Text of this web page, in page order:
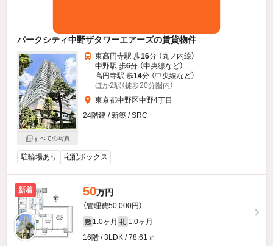
パークシティ中野ザタワーエアーズの賃貸物件
すべての写真
東高円寺駅 歩16分 （丸ノ内線）
中野駅 歩6分 （中央線など）
高円寺駅 歩14分 （中央線など）
ほか2駅（徒歩20分圏内）
東京都中野区中野4丁目
24階建 / 新築 / SRC
駐輪場あり 宅配ボックス
新着 50万円
（管理費50,000円）
敷 1.0ヶ月 礼 1.0ヶ月
16階 / 3LDK / 78.61㎡